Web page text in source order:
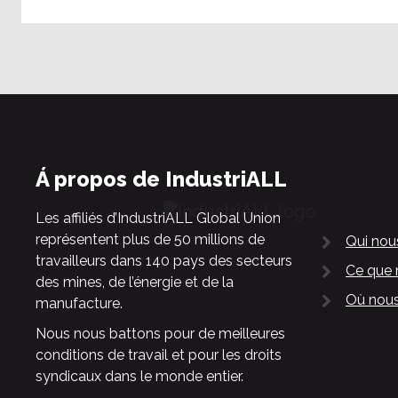
Á propos de IndustriALL
Les affiliés d’IndustriALL Global Union
représentent plus de 50 millions de
travailleurs dans 140 pays des secteurs
des mines, de l’énergie et de la
manufacture.
Nous nous battons pour de meilleures
conditions de travail et pour les droits
syndicaux dans le monde entier.
Qui
Ce que
Où